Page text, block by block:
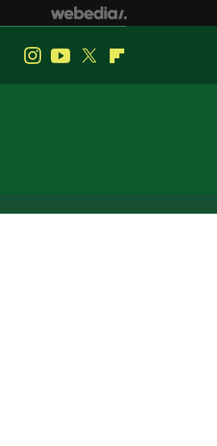
InstagramYoutube
Twitter